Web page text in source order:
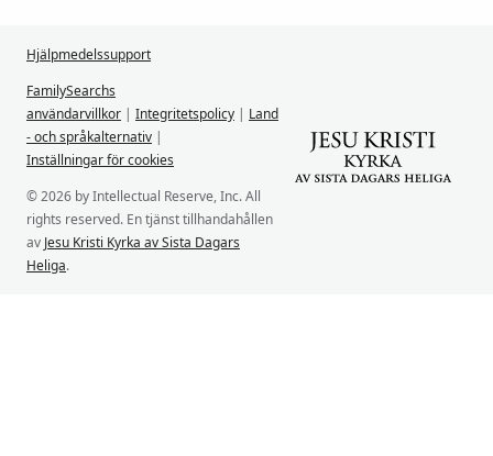
Hjälpmedelssupport
FamilySearchs
användarvillkor | Integritetspolicy | Land
- och språkalternativ |
Inställningar för cookies
© 2026 by Intellectual Reserve, Inc. All
rights reserved. En tjänst tillhandahållen
av Jesu Kristi Kyrka av Sista Dagars
Heliga.